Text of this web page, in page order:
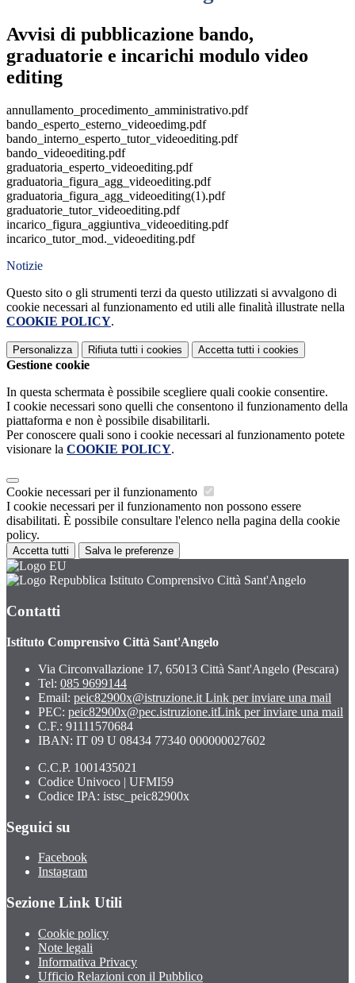
Avvisi di pubblicazione bando,
graduatorie e incarichi modulo video
editing
annullamento_procedimento_amministrativo.pdf
bando_esperto_esterno_videoedimg.pdf
bando_interno_esperto_tutor_videoediting.pdf
bando_videoediting.pdf
graduatoria_esperto_videoediting.pdf
graduatoria_figura_agg_videoediting.pdf
graduatoria_figura_agg_videoediting(1).pdf
graduatorie_tutor_videoediting.pdf
incarico_figura_aggiuntiva_videoediting.pdf
incarico_tutor_mod._videoediting.pdf
Notizie
Questo sito o gli strumenti terzi da questo utilizzati si avvalgono di
cookie necessari al funzionamento ed utili alle finalità illustrate nella
COOKIE POLICY.
Personalizza Rifiuta tutti i cookies Accetta tutti i cookies
Gestione cookie
In questa schermata è possibile scegliere quali cookie consentire.
I cookie necessari sono quelli che consentono il funzionamento della
piattaforma e non è possibile disabilitarli.
Per conoscere quali sono i cookie necessari al funzionamento potete
visionare la COOKIE POLICY.
Cookie necessari per il funzionamento
I cookie necessari per il funzionamento non possono essere
disabilitati. È possibile consultare l'elenco nella pagina della cookie
policy.
Accetta tutti Salva le preferenze
Istituto Comprensivo Città Sant'Angelo
Contatti
Istituto Comprensivo Città Sant'Angelo
Via Circonvallazione 17, 65013 Città Sant'Angelo (Pescara)
Tel: 085 9699144
Email: peic82900x@istruzione.it Link per inviare una mail
PEC: peic82900x@pec.istruzione.itLink per inviare una mail
C.F.: 91111570684
IBAN: IT 09 U 08434 77340 000000027602
C.C.P. 1001435021
Codice Univoco | UFMI59
Codice IPA: istsc_peic82900x
Seguici su
Facebook
Instagram
Sezione Link Utili
Cookie policy
Note legali
Informativa Privacy
Ufficio Relazioni con il Pubblico